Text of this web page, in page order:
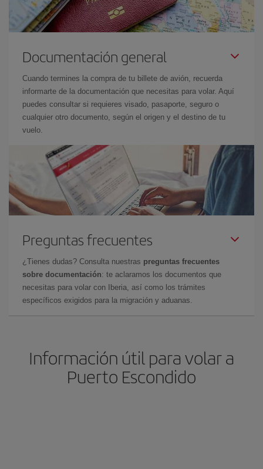
Documentación general
Cuando termines la compra de tu billete de avión, recuerda
informarte de la documentación que necesitas para volar. Aquí
puedes consultar si requieres visado, pasaporte, seguro o
cualquier otro documento, según el origen y el destino de tu
vuelo.
Preguntas frecuentes
¿Tienes dudas? Consulta nuestras preguntas frecuentes
sobre documentación: te aclaramos los documentos que
necesitas para volar con Iberia, así como los trámites
específicos exigidos para la migración y aduanas.
Información útil para volar a
Puerto Escondido